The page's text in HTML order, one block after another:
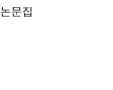
문집